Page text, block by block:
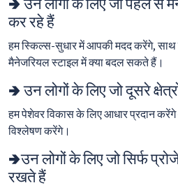
🢂 उन लोगों के लिए जो पहले से
कर रहे हैं
हम स्किल्स-सुधार में आपकी मदद करेंगे,
मैनेजरियल स्टाइल में क्या बदल सकते हैं।
🢂 उन लोगों के लिए जो दूसरे
हम पेशेवर विकास के लिए आधार प्रदान
विश्लेषण करेंगे।
🢂उन लोगों के लिए जो सिर्फ
रखते हैं